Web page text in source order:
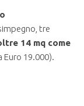
tre
14 mq come
19.000).